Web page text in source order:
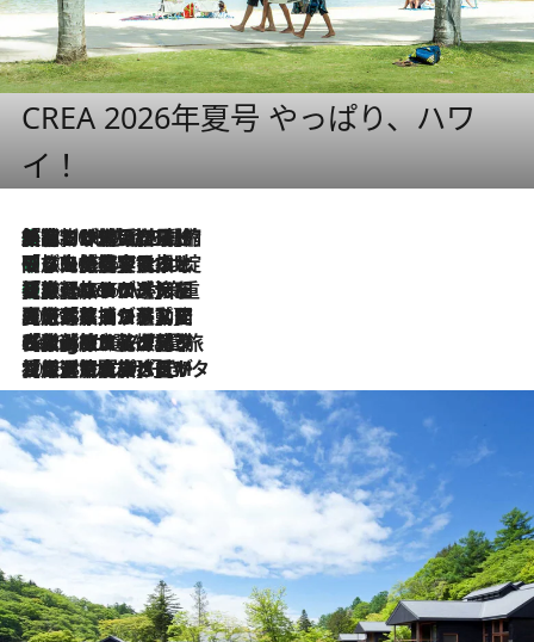
CREA 2026年夏号 やっぱり、ハワ
イ！
2026.8.6
「荷物が増えるほど旅ストレスは増す」美容ジャーナリストがたどり着いた最終結論。“化粧品を劇的に減らす”感動の凝縮美容とは
2026.8.6
「旅先には金髪ウィッグを持参」日本と同じメイクでは損してる!? 美容ジャーナリストが提案する“掟破りの旅美容”とは
2026.8.6
【厳選旅コスメ】「身軽さ＆UV対策重視！」ヘアアーティストshucoが選んだ夏旅ベストコスメを発表【Mサイズジップ】
2026.8.5
【厳選旅コスメ】国内をあちこち移動する河井菜摘が選んだ夏旅ベストコスメ発表！「リラックスアイテムはマスト」【Mサイズジップ】
2026.8.4
【厳選旅コスメ】「紫外線＆乾燥対策しながらメイク感も！」ヘア＆メイクGeorgeが選んだ夏旅ベストコスメを発表！【Mサイズジップ】
2026.8.3
【厳選旅コスメ】「保湿もタイパ重視！」“サウナ好き”タレント清水みさとが愛用する夏旅ベストコスメを発表！【Mサイズジップ】